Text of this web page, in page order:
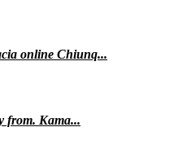
online Chiunq...
from. Kama...